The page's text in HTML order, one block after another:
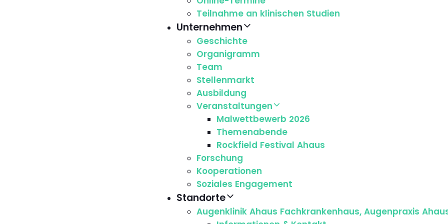
Teilnahme an klinischen Studien
Unternehmen
Geschichte
Organigramm
Team
Stellenmarkt
Ausbildung
Veranstaltungen
Malwettbewerb 2026
Themenabende
Rockfield Festival Ahaus
Forschung
Kooperationen
Soziales Engagement
Standorte
Augenklinik Ahaus Fachkrankenhaus, Augenpraxis